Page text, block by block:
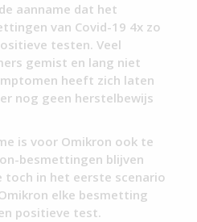
aanname dat het
van Covid-19 4x zo
testen. Veel
gemist en lang niet
heeft zich laten
nog geen herstelbewijs
is voor Omikron ook te
besmettingen blijven
toch in het eerste scenario
elke besmetting
positieve test.